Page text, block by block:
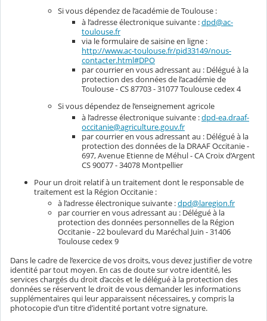
Si vous dépendez de l’académie de Toulouse :
à l’adresse électronique suivante :dpd@ac-
toulouse.fr
via le formulaire de saisine en ligne :
http://www.ac-toulouse.fr/pid33149/nous-
contacter.html#DPO
par courrier en vous adressant au : Délégué à la
protection des données de l’académie de
Toulouse - CS 87703 - 31077 Toulouse cedex 4
Si vous dépendez de l’enseignement agricole
à l’adresse électronique suivante :dpd-ea.draaf-
occitanie@agriculture.gouv.fr
par courrier en vous adressant au : Délégué à la
protection des données de la DRAAF Occitanie -
697, Avenue Etienne de Méhul - CA Croix d’Argent
CS 90077 - 34078 Montpellier
Pour un droit relatif à un traitement dont le responsable de
traitement est la Région Occitanie :
à l’adresse électronique suivante :dpd@laregion.fr
par courrier en vous adressant au : Délégué à la
protection des données personnelles de la Région
Occitanie - 22 boulevard du Maréchal Juin - 31406
Toulouse cedex 9
Dans le cadre de l’exercice de vos droits, vous devez justifier de votre
identité par tout moyen. En cas de doute sur votre identité, les
services chargés du droit d’accès et le délégué à la protection des
données se réservent le droit de vous demander les informations
supplémentaires qui leur apparaissent nécessaires, y compris la
photocopie d’un titre d’identité portant votre signature.